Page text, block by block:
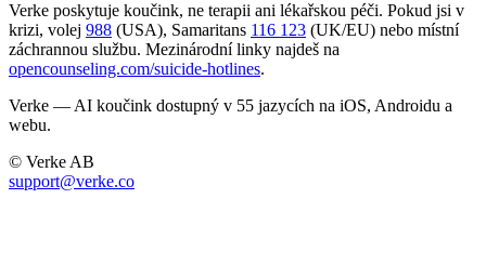
Verke poskytuje koučink, ne terapii ani lékařskou péči. Pokud jsi v
krizi, volej 988 (USA), Samaritans 116 123 (UK/EU) nebo místní
záchrannou službu. Mezinárodní linky najdeš na
opencounseling.com/suicide-hotlines.
Verke — AI koučink dostupný v 55 jazycích na iOS, Androidu a
webu.
© Verke AB
support@verke.co